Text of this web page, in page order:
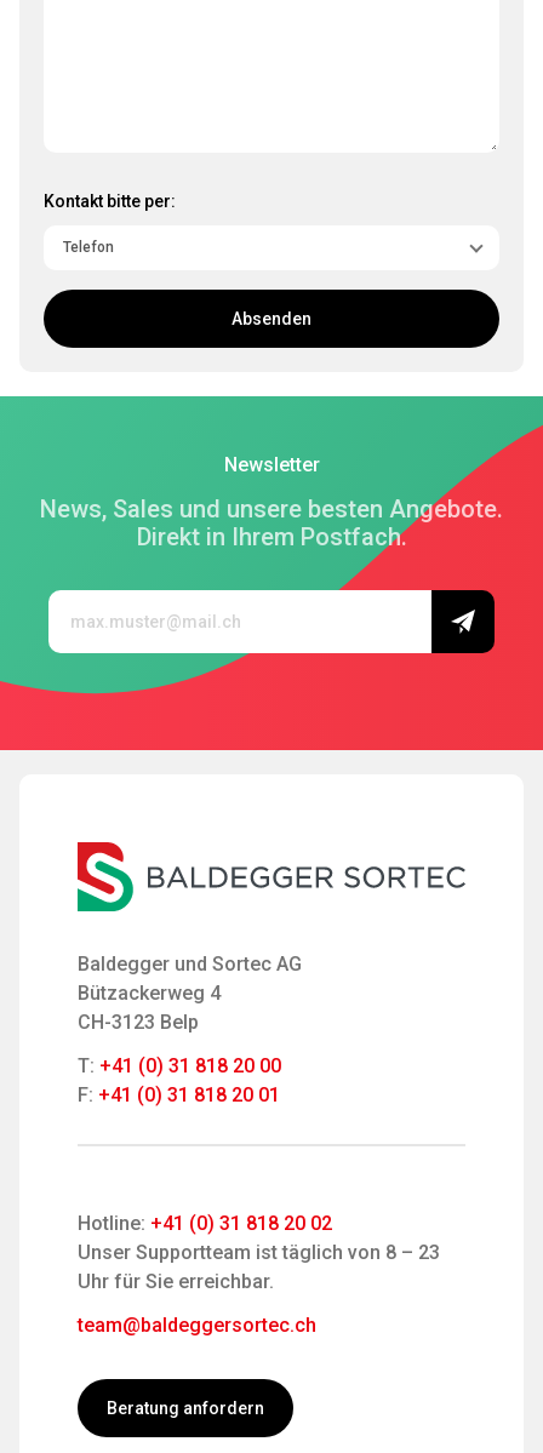
Kontakt bitte per:
Absenden
Newsletter
News, Sales und unsere besten Angebote.
Direkt in Ihrem Postfach.
Baldegger und Sortec AG
Bützackerweg 4
CH-3123 Belp
T: +41 (0) 31 818 20 00
F: +41 (0) 31 818 20 01
Hotline: +41 (0) 31 818 20 02
Unser Supportteam ist täglich von 8 – 23
Uhr für Sie erreichbar.
team@baldeggersortec.ch
Beratung anfordern